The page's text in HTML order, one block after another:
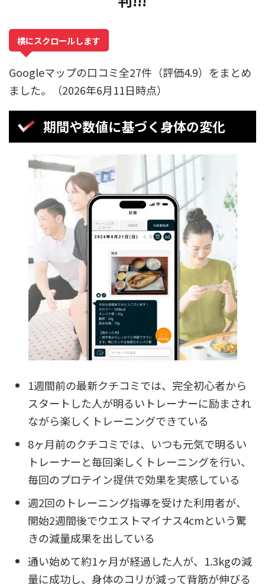
横にスクロールします
Googleマップの口コミ全27件（評価4.9）をまとめ
ました。（2026年6月11日時点）
期間や数値に基づく身体の変化
1週間前の最新クチコミでは、完全初心者から
スタートした人が明るいトレーナーに励まされ
ながら楽しくトレーニングできている
8ヶ月前のクチコミでは、いつも元気で明るい
トレーナーと毎回楽しくトレーニングを行い、
毎回のプロテイン提供で効果を実感している
週2回のトレーニング指導を受けた利用者が、
開始2週間後でウエストマイナス4cmという驚
きの減量成果を出している
通い始めて約1ヶ月が経過した人が、1.3kgの減
量に成功し、身体のコリが減って背筋が伸びる